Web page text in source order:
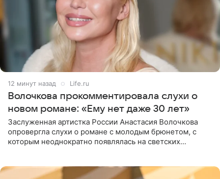
12 минут назад Life.ru
Волочкова прокомментировала слухи о
новом романе: «Ему нет даже 30 лет»
Заслуженная артистка России Анастасия Волочкова
опровергла слухи о романе с молодым брюнетом, с
которым неоднократно появлялась на светских